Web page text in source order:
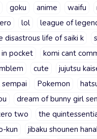
goku anime waifu
lol league of
disastrous life of saiki k
in pocket komi cant
cute jujutsu
Pokemon
dream of bunny girl
two the
kun jibaku shounen